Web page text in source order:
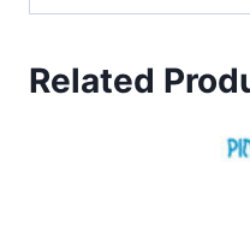
Related